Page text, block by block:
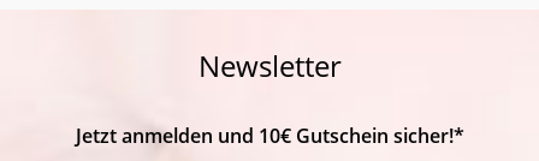
Newsletter
Jetzt anmelden und 10€ Gutschein sicher!*